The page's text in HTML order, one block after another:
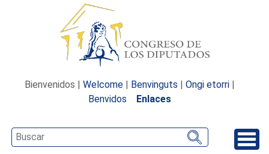
Bienvenidos | Welcome | Benvinguts | Ongi etorri |
Benvidos
Enlaces